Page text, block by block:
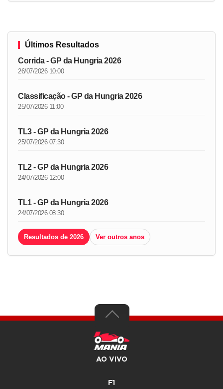
Últimos Resultados
Corrida - GP da Hungria 2026
26/07/2026 10:00
Classificação - GP da Hungria 2026
25/07/2026 11:00
TL3 - GP da Hungria 2026
25/07/2026 07:30
TL2 - GP da Hungria 2026
24/07/2026 12:00
TL1 - GP da Hungria 2026
24/07/2026 08:30
Resultados de 2026 Ver outros anos
AO VIVO
F1